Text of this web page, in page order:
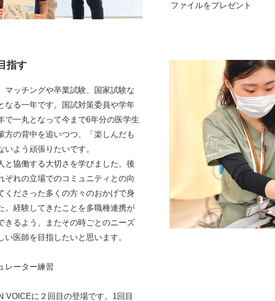
ファイルをプレゼント
指す
ッチングや卒業試験、国家試験な
なる一年です。国試対策委員や学年
で一丸となって今まで6年分の医学生
方の背中を追いつつ、「楽しんだも
よう頑張りたいです。
協働する大切さを学びました。後
ぞれの立場でのコミュニティとの向
くださった多くの方々のおかげで身
。経験してきたことを多職種連携が
きるよう、またその時ごとのニーズ
医師を目指したいと思います。
レーター練習
VOICEに２回目の登場です。1回目